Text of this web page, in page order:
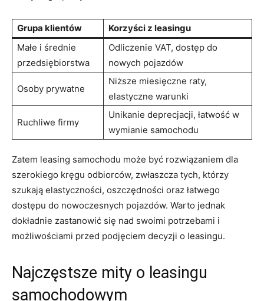
Grupa klientów
Korzyści z leasingu
Małe i średnie ​
przedsiębiorstwa
Odliczenie VAT, dostęp do
nowych pojazdów
Osoby prywatne
Niższe miesięczne raty,
elastyczne ‌warunki
Ruchliwe firmy
Unikanie deprecjacji, ‌łatwość w
wymianie ‌samochodu
Zatem‌ leasing samochodu może ⁢być rozwiązaniem dla
szerokiego kręgu odbiorców,⁢ zwłaszcza tych, którzy
szukają elastyczności, oszczędności ⁢oraz łatwego
dostępu do nowoczesnych pojazdów. Warto jednak
dokładnie zastanowić się‌ nad ‍swoimi potrzebami i
możliwościami przed podjęciem decyzji⁣ o‌ leasingu.
Najczęstsze mity o leasingu
samochodowym